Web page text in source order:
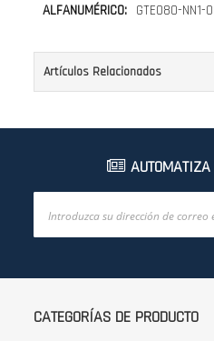
GTE080-NN1-
Artículos Relacionados
noticias:
CATEGORÍAS DE PRODUCTO